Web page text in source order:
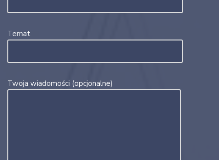
Temat
Twoja wiadomości (opcjonalne)